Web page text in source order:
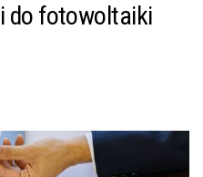
do fotowoltaiki